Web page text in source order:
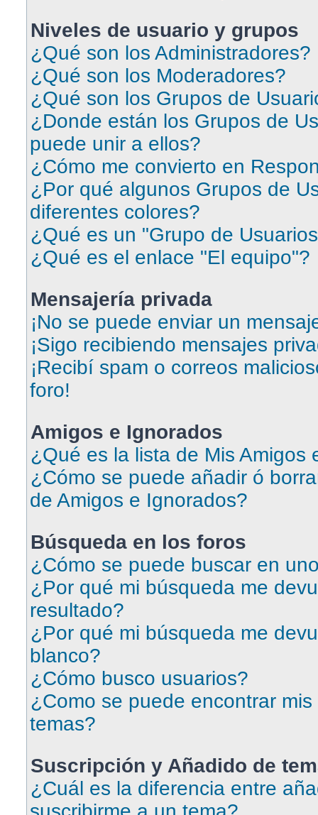
Niveles de usuario y grupos
¿Qué son los Administradores?
¿Qué son los Moderadores?
¿Qué son los Grupos de
¿Donde están los Grupos de
puede unir a ellos?
¿Cómo me convierto en
¿Por qué algunos Grupos de
diferentes colores?
¿Qué es un "Grupo de
¿Qué es el enlace "El equipo"?
Mensajería privada
¡No se puede enviar un
¡Sigo recibiendo mensajes
¡Recibí spam o correos
foro!
Amigos e Ignorados
¿Qué es la lista de Mis Amigos
¿Cómo se puede añadir ó
de Amigos e Ignorados?
Búsqueda en los foros
¿Cómo se puede buscar en
¿Por qué mi búsqueda me
resultado?
¿Por qué mi búsqueda me
blanco?
¿Cómo busco usuarios?
¿Como se puede encontrar
temas?
Suscripción y Añadido de
¿Cuál es la diferencia entre